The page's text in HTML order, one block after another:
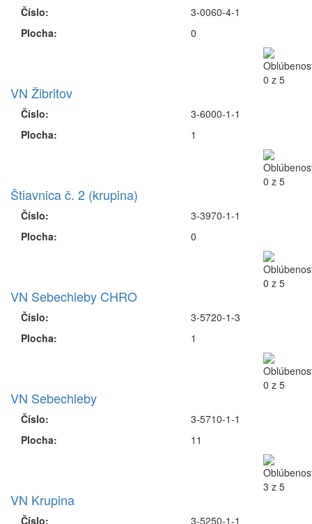
Číslo:
Plocha:
3-0060-4-1
0
VN Žibritov
Číslo:
Plocha:
3-6000-1-1
1
Štiavnica č. 2 (krupina)
Číslo:
Plocha:
3-3970-1-1
0
VN Sebechleby CHRO
Číslo:
Plocha:
3-5720-1-3
1
VN Sebechleby
Číslo:
Plocha:
3-5710-1-1
11
VN Krupina
Číslo:
3-5250-1-1